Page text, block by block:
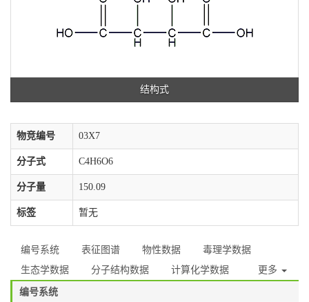
结构式
物竞编号 03X7
分子式 C4H6O6
分子量 150.09
标签 暂无
编号系统 表征图谱 物性数据
毒理学数据
生态学数据
分子结构数据 计算化学数据 更多
编号系统